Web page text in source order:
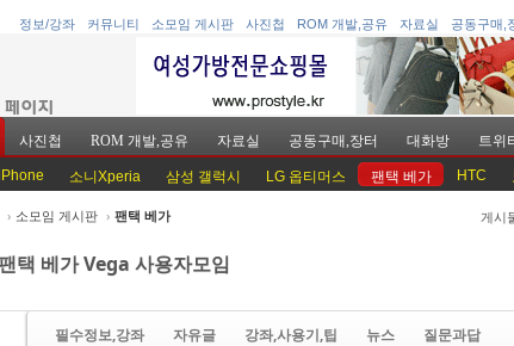
정보/강좌 커뮤니티 소모임 게시판 사진첩 ROM 개발,공유 자료실 공동구매,
사진첩 ROM 개발,공유 자료실 공동구매,장터 대화방 트위
소니Xperia 삼성 갤럭시 LG 옵티머스 팬택 베가 HTC
› 소모임 게시판 › 팬택 베가 게시
택 베가 Vega 사용자모임
필수정보,강좌 자유글 강좌,사용기,팁 뉴스
질문과답
북5
북5